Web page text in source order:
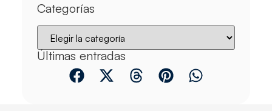
Categorías
Últimas entradas